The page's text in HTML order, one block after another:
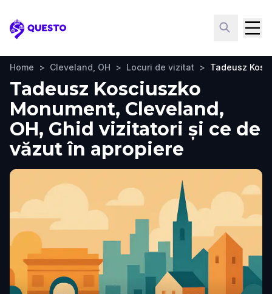
Questo
Home > Cleveland, OH > Locuri de vizitat > Tadeusz
Tadeusz Kosciuszko
Monument, Cleveland,
OH, Ghid vizitatori și ce de
văzut în apropiere